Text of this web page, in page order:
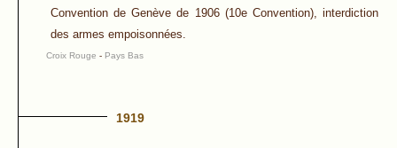
Convention de Genève de 1906 (10e Convention), interdiction
des armes empoisonnées.
Croix Rouge - Pays Bas
1919